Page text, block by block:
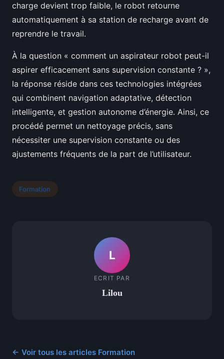
charge devient trop faible, le robot retourne
automatiquement à sa station de recharge avant de
reprendre le travail.
À la question « comment un aspirateur robot peut-il
aspirer efficacement sans supervision constante ? »,
la réponse réside dans ces technologies intégrées
qui combinent navigation adaptative, détection
intelligente, et gestion autonome d’énergie. Ainsi, ce
procédé permet un nettoyage précis, sans
nécessiter une supervision constante ou des
ajustements fréquents de la part de l’utilisateur.
Formation
L
ECRIT PAR
Lilou
← Voir tous les articles Formation